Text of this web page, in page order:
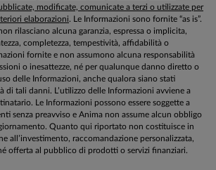
modificate, comunicate a terzi o utilizzate per
elaborazioni. Le Informazioni sono fornite “as is”.
rilasciano alcuna garanzia, espressa o implicita,
completezza, tempestività, affidabilità o
fornite e non assumono alcuna responsabilità
o inesattezze, né per qualunque danno diretto o
delle Informazioni, anche qualora siano stati
di tali danni. L’utilizzo delle Informazioni avviene a
Le Informazioni possono essere soggette a
senza preavviso e Anima non assume alcun obbligo
Quanto qui riportato non costituisce in
all’investimento, raccomandazione personalizzata,
offerta al pubblico di prodotti o servizi finanziari.